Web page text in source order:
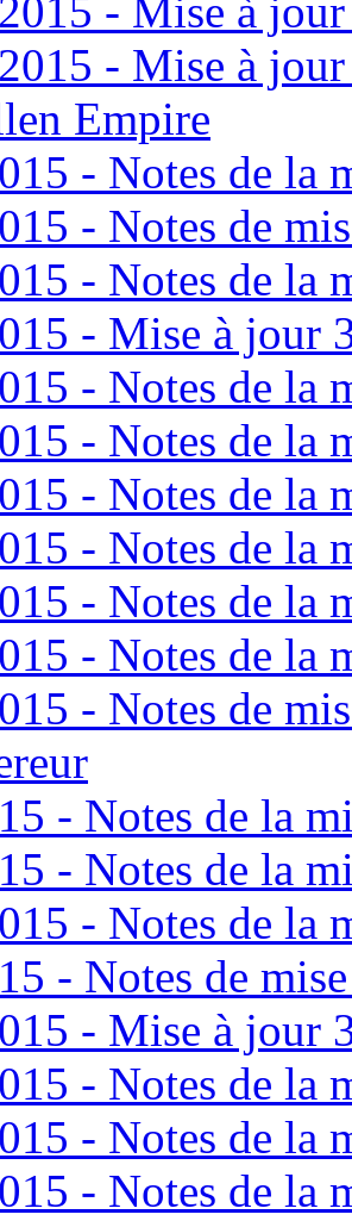
- Mise à
- Mise à
Empire
- Notes de la
- Notes de
- Notes de la
- Mise à jour
- Notes de la
- Notes de la
- Notes de la
- Notes de la
- Notes de la
- Notes de la
- Notes de
- Notes de la
- Notes de la
- Notes de la
- Notes de
- Mise à jour
- Notes de la
- Notes de la
- Notes de la